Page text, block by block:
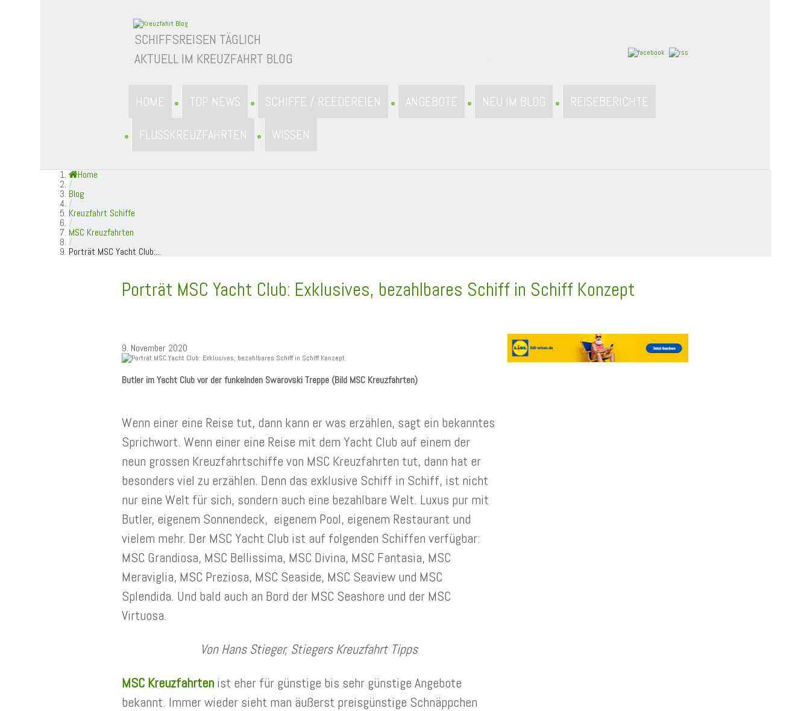
SCHIFFSREISEN TÄGLICH
AKTUELL IM KREUZFAHRT BLOG
HOME TOP NEWS SCHIFFE / REEDEREIEN ANGEBOTE NEU IM BLOG REISEBERICHTE
FLUSSKREUZFAHRTEN WISSEN
Home
/
Blog
/
Kreuzfahrt Schiffe
/
MSC Kreuzfahrten
/
Porträt MSC Yacht Club:...
Porträt MSC Yacht Club: Exklusives, bezahlbares Schiff in Schiff Konzept
9. November 2020
Butler im Yacht Club vor der funkelnden Swarovski Treppe (Bild MSC Kreuzfahrten)
Wenn einer eine Reise tut, dann kann er was erzählen, sagt ein bekanntes
Sprichwort. Wenn einer eine Reise mit dem Yacht Club auf einem der
neun grossen Kreuzfahrtschiffe von MSC Kreuzfahrten tut, dann hat er
besonders viel zu erzählen. Denn das exklusive Schiff in Schiff, ist nicht
nur eine Welt für sich, sondern auch eine bezahlbare Welt. Luxus pur mit
Butler, eigenem Sonnendeck, eigenem Pool, eigenem Restaurant und
vielem mehr. Der MSC Yacht Club ist auf folgenden Schiffen verfügbar:
MSC Grandiosa, MSC Bellissima, MSC Divina, MSC Fantasia, MSC
Meraviglia, MSC Preziosa, MSC Seaside, MSC Seaview und MSC
Splendida. Und bald auch an Bord der MSC Seashore und der MSC
Virtuosa.
Von Hans Stieger, Stiegers Kreuzfahrt Tipps
MSC Kreuzfahrten ist eher für günstige bis sehr günstige Angebote
bekannt. Immer wieder sieht man äußerst preisgünstige Schnäppchen